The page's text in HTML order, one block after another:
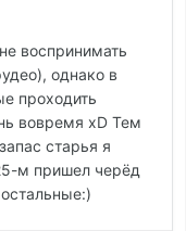
воспринимать
однако в
проходить
вовремя xD Тем
старья я
м пришел черёд